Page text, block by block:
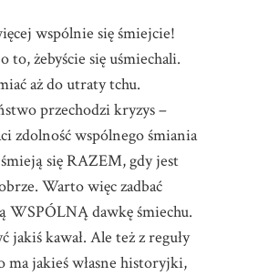
wspólnie się śmiejcie!
to, żebyście się uśmiechali.
aż do utraty tchu.
przechodzi kryzys –
zdolność wspólnego śmiania
się RAZEM, gdy jest
Warto więc zadbać
WSPÓLNĄ dawkę śmiechu.
jakiś kawał. Ale też z reguły
ma jakieś własne historyjki,